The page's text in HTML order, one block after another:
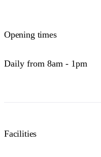
Opening times
Daily from 8am - 1pm
Facilities